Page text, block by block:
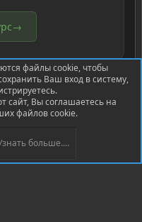
→
2026 XenForo Ltd.
файлы cookie, чтобы
Ваш вход в систему,
сайт, Вы соглашаетесь на
файлов cookie.
больше....